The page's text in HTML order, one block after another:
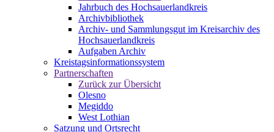
Jahrbuch des Hochsauerlandkreis
Archivbibliothek
Archiv- und Sammlungsgut im Kreisarchiv des
Hochsauerlandkreis
Aufgaben Archiv
Kreistagsinformationssystem
Partnerschaften
Zurück zur Übersicht
Olesno
Megiddo
West Lothian
Satzung und Ortsrecht